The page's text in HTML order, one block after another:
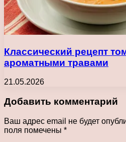
Классический рецепт
ароматными травами
21.05.2026
Добавить комментарий
Ваш адрес email не будет
поля помечены *